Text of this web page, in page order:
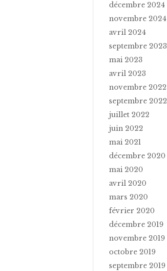
décembre 2024
novembre 2024
avril 2024
septembre 2023
mai 2023
avril 2023
novembre 2022
septembre 2022
juillet 2022
juin 2022
mai 2021
décembre 2020
mai 2020
avril 2020
mars 2020
février 2020
décembre 2019
novembre 2019
octobre 2019
septembre 2019